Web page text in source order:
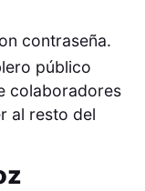
contraseña.
público
colaboradores
al resto del